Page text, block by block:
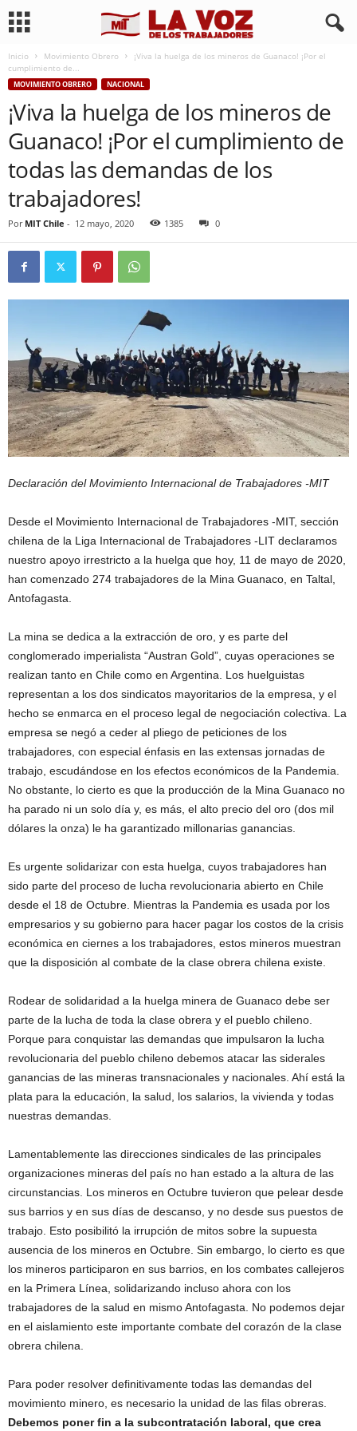
Inicio Movimiento Obrero
¡Viva la huelga de los mineros de Guanaco! ¡Por el
cumplimiento de...
MOVIMIENTO OBRERO NACIONAL
¡Viva la huelga de los mineros de
Guanaco! ¡Por el cumplimiento de
todas las demandas de los
trabajadores!
Por MIT Chile - 12 mayo, 2020 1385 0
Declaración del Movimiento Internacional de Trabajadores -MIT
Desde el Movimiento Internacional de Trabajadores -MIT, sección
chilena de la Liga Internacional de Trabajadores -LIT declaramos
nuestro apoyo irrestricto a la huelga que hoy, 11 de mayo de 2020,
han comenzado 274 trabajadores de la Mina Guanaco, en Taltal,
Antofagasta.
La mina se dedica a la extracción de oro, y es parte del
conglomerado imperialista “Austran Gold”, cuyas operaciones se
realizan tanto en Chile como en Argentina. Los huelguistas
representan a los dos sindicatos mayoritarios de la empresa, y el
hecho se enmarca en el proceso legal de negociación colectiva. La
empresa se negó a ceder al pliego de peticiones de los
trabajadores, con especial énfasis en las extensas jornadas de
trabajo, escudándose en los efectos económicos de la Pandemia.
No obstante, lo cierto es que la producción de la Mina Guanaco no
ha parado ni un solo día y, es más, el alto precio del oro (dos mil
dólares la onza) le ha garantizado millonarias ganancias.
Es urgente solidarizar con esta huelga, cuyos trabajadores han
sido parte del proceso de lucha revolucionaria abierto en Chile
desde el 18 de Octubre. Mientras la Pandemia es usada por los
empresarios y su gobierno para hacer pagar los costos de la crisis
económica en ciernes a los trabajadores, estos mineros muestran
que la disposición al combate de la clase obrera chilena existe.
Rodear de solidaridad a la huelga minera de Guanaco debe ser
parte de la lucha de toda la clase obrera y el pueblo chileno.
Porque para conquistar las demandas que impulsaron la lucha
revolucionaria del pueblo chileno debemos atacar las siderales
ganancias de las mineras transnacionales y nacionales. Ahí está la
plata para la educación, la salud, los salarios, la vivienda y todas
nuestras demandas.
Lamentablemente las direcciones sindicales de las principales
organizaciones mineras del país no han estado a la altura de las
circunstancias. Los mineros en Octubre tuvieron que pelear desde
sus barrios y en sus días de descanso, y no desde sus puestos de
trabajo. Esto posibilitó la irrupción de mitos sobre la supuesta
ausencia de los mineros en Octubre. Sin embargo, lo cierto es que
los mineros participaron en sus barrios, en los combates callejeros
en la Primera Línea, solidarizando incluso ahora con los
trabajadores de la salud en mismo Antofagasta. No podemos dejar
en el aislamiento este importante combate del corazón de la clase
obrera chilena.
Para poder resolver definitivamente todas las demandas del
movimiento minero, es necesario la unidad de las filas obreras.
Debemos poner fin a la subcontratación laboral, que crea